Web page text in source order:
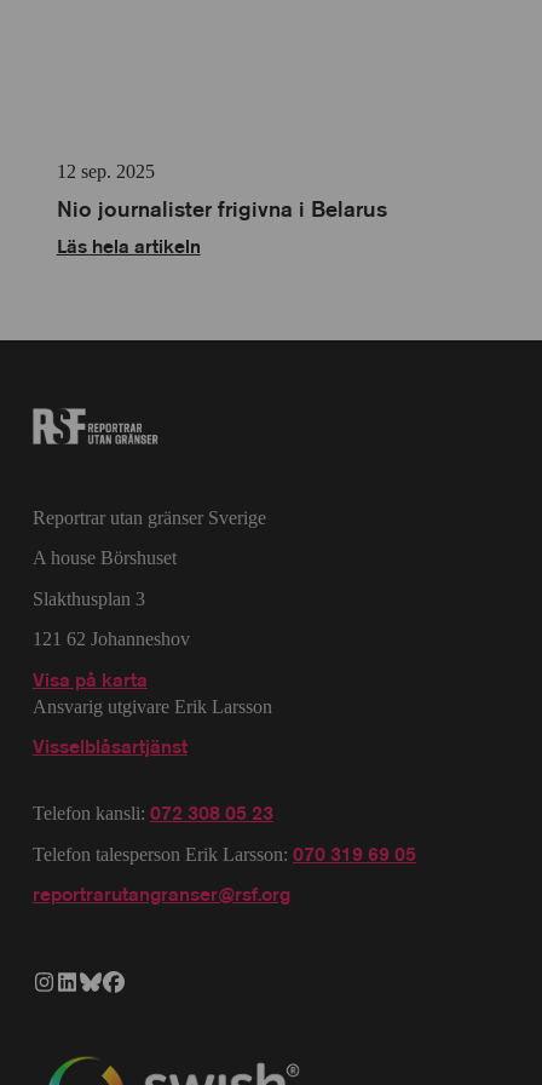
12 sep. 2025
Nio journalister frigivna i Belarus
Läs hela artikeln
Reportrar utan gränser Sverige
A house Börshuset
Slakthusplan 3
121 62 Johanneshov
Visa på karta
Ansvarig utgivare Erik Larsson
Visselblåsartjänst
Telefon kansli: 072 308 05 23
Telefon talesperson Erik Larsson: 070 319 69 05
reportrarutangranser@rsf.org